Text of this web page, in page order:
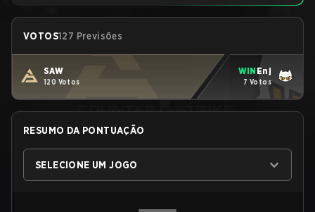
VOTOS127 Previsões
SAW
120 Votos
WIN Enj
7 Votos
RESUMO DA PONTUAÇÃO
SELECIONE UM JOGO